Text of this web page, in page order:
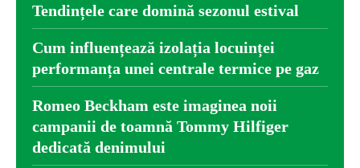
Tendințele care domină sezonul estival
Cum influențează izolația locuinței
performanța unei centrale termice pe gaz
Romeo Beckham este imaginea noii
campanii de toamnă Tommy Hilfiger
dedicată denimului